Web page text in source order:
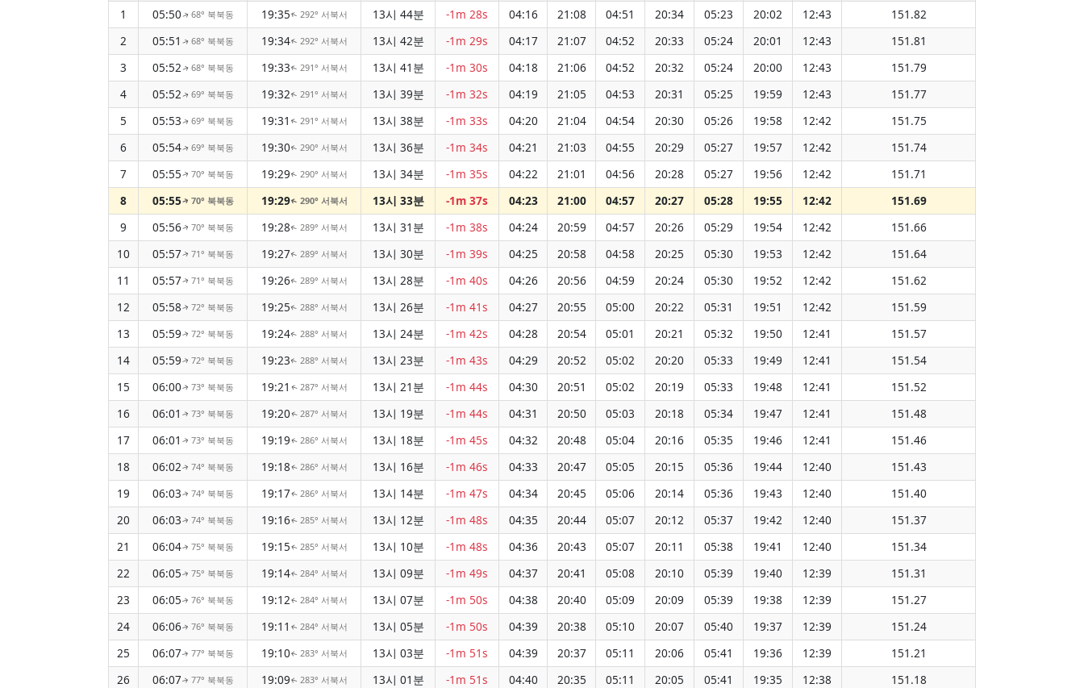
1
05:50↑ 68° 북북동 19:35↑ 292° 서북서 13시 44분 -1m 28s 04:16 21:08 04:51 20:34 05:23 20:02 12:43
151.82
2
05:51 ↑ 68° 북북동 19:34↑ 292° 서북서 13시 42분 -1m 29s 04:17 21:07 04:52 20:33 05:24 20:01 12:43
151.81
3
05:52↑ 68° 북북동 19:33↑ 291° 서북서 13시 41분 -1m 30s 04:18 21:06 04:52 20:32 05:24 20:00 12:43
151.79
4
05:52↑ 69° 북북동 19:32↑ 291° 서북서 13시 39분 -1m 32s 04:19 21:05 04:53 20:31 05:25 19:59 12:43
151.77
5
05:53↑ 69° 북북동 19:31 ↑ 291° 서북서 13시 38분 -1m 33s 04:20 21:04 04:54 20:30 05:26 19:58 12:42
151.75
6
05:54↑ 69° 북북동 19:30↑ 290° 서북서 13시 36분 -1m 34s 04:21 21:03 04:55 20:29 05:27 19:57 12:42
151.74
7
05:55↑ 70° 북북동 19:29↑ 290° 서북서 13시 34분 -1m 35s 04:22 21:01 04:56 20:28 05:27 19:56 12:42
151.71
8
05:55↑ 70° 북북동 19:29↑ 290° 서북서 13시 33분 -1m 37s 04:23 21:00 04:57 20:27 05:28 19:55 12:42
151.69
9
05:56↑ 70° 북북동 19:28↑ 289° 서북서 13시 31분 -1m 38s 04:24 20:59 04:57 20:26 05:29 19:54 12:42
151.66
10
05:57↑ 71° 북북동 19:27↑ 289° 서북서 13시 30분 -1m 39s 04:25 20:58 04:58 20:25 05:30 19:53 12:42
151.64
11
05:57↑ 71° 북북동 19:26↑ 289° 서북서 13시 28분 -1m 40s 04:26 20:56 04:59 20:24 05:30 19:52 12:42
151.62
12
05:58↑ 72° 북북동 19:25↑ 288° 서북서 13시 26분 -1m 41s 04:27 20:55 05:00 20:22 05:31 19:51 12:42
151.59
13
05:59↑ 72° 북북동 19:24↑ 288° 서북서 13시 24분 -1m 42s 04:28 20:54 05:01 20:21 05:32 19:50 12:41
151.57
14
05:59↑ 72° 북북동 19:23↑ 288° 서북서 13시 23분 -1m 43s 04:29 20:52 05:02 20:20 05:33 19:49 12:41
151.54
15
06:00↑ 73° 북북동 19:21 ↑ 287° 서북서 13시 21분 -1m 44s 04:30 20:51 05:02 20:19 05:33 19:48 12:41
151.52
16
06:01 ↑ 73° 북북동 19:20↑ 287° 서북서 13시 19분 -1m 44s 04:31 20:50 05:03 20:18 05:34 19:47 12:41
151.48
17
06:01 ↑ 73° 북북동 19:19↑ 286° 서북서 13시 18분 -1m 45s 04:32 20:48 05:04 20:16 05:35 19:46 12:41
151.46
18
06:02↑ 74° 북북동 19:18↑ 286° 서북서 13시 16분 -1m 46s 04:33 20:47 05:05 20:15 05:36 19:44 12:40
151.43
19
06:03↑ 74° 북북동 19:17↑ 286° 서북서 13시 14분 -1m 47s 04:34 20:45 05:06 20:14 05:36 19:43 12:40
151.40
20
06:03↑ 74° 북북동 19:16↑ 285° 서북서 13시 12분 -1m 48s 04:35 20:44 05:07 20:12 05:37 19:42 12:40
151.37
21
06:04↑ 75° 북북동 19:15↑ 285° 서북서 13시 10분 -1m 48s 04:36 20:43 05:07 20:11 05:38 19:41 12:40
151.34
22
06:05↑ 75° 북북동 19:14↑ 284° 서북서 13시 09분 -1m 49s 04:37 20:41 05:08 20:10 05:39 19:40 12:39
151.31
23
06:05↑ 76° 북북동 19:12↑ 284° 서북서 13시 07분 -1m 50s 04:38 20:40 05:09 20:09 05:39 19:38 12:39
151.27
24
06:06↑ 76° 북북동 19:11 ↑ 284° 서북서 13시 05분 -1m 50s 04:39 20:38 05:10 20:07 05:40 19:37 12:39
151.24
25
06:07↑ 77° 북북동 19:10↑ 283° 서북서 13시 03분 -1m 51s 04:39 20:37 05:11 20:06 05:41 19:36 12:39
151.21
26
06:07↑ 77° 북북동 19:09↑ 283° 서북서 13시 01분 -1m 51s 04:40 20:35 05:11 20:05 05:41 19:35 12:38
151.18